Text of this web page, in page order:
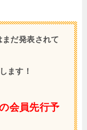
だ発表されて
ます！
会員先行予